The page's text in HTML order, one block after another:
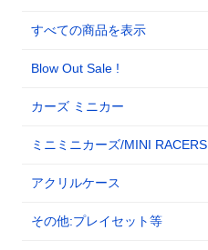
すべての商品を表示
Blow Out Sale !
カーズ ミニカー
ミニミニカーズ/MINI RACERS
アクリルケース
その他:プレイセット等